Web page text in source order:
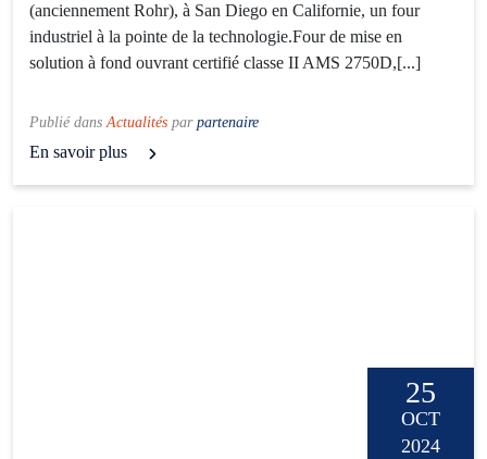
(anciennement Rohr), à San Diego en Californie, un four
industriel à la pointe de la technologie.Four de mise en
solution à fond ouvrant certifié classe II AMS 2750D,[...]
Publié dansActualités par partenaire
En savoir plus
25
OCT
2024